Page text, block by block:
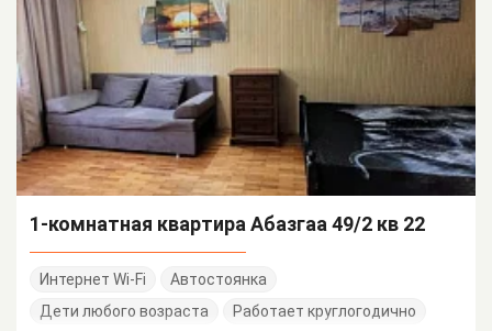
1-комнатная квартира Абазгаа 49/2 кв 22
Интернет Wi-Fi
Автостоянка
Дети любого возраста
Работает круглогодично